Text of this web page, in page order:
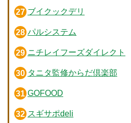
ブイクックデリ
パルシステム
ニチレイフーズダイレクト
タニタ監修からだ倶楽部
GOFOOD
スギサポdeli